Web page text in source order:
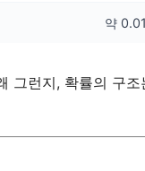
약
그런지, 확률의 구조